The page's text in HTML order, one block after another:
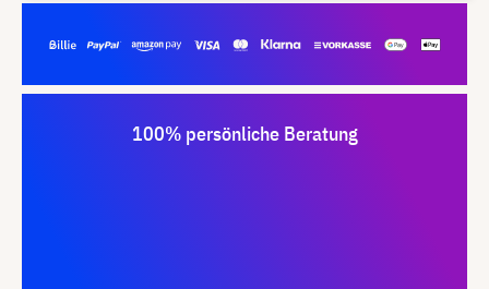
100% persönliche Beratung